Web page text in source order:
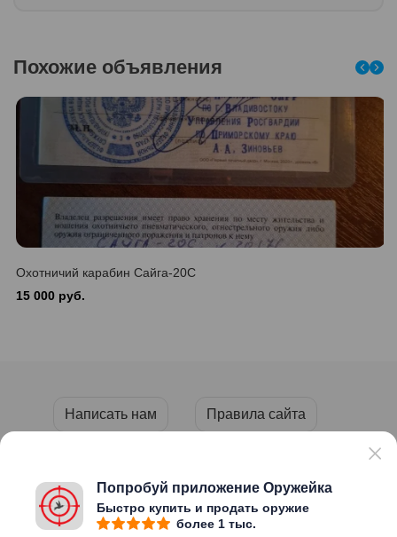
Похожие объявления
Охотничий карабин Сайга-20С
15 000 руб.
Написать нам Правила сайта
Политика конфиденциальности
Попробуй приложение Оружейка
Быстро купить и продать оружие
более 1 тыс.